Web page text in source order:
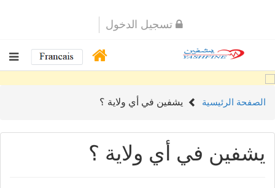
تسجيل الدخول
الصفحة الرئيسية يشفين في أي ولاية ؟
يشفين في أي ولاية ؟